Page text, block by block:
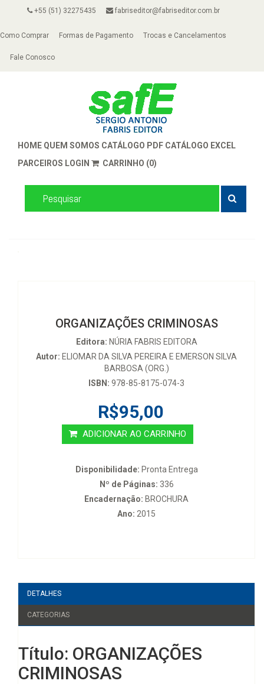
+55 (51) 32275435 fabriseditor@fabriseditor.com.br
Como Comprar Formas de Pagamento Trocas e Cancelamentos
Fale Conosco
HOME QUEM SOMOS CATÁLOGO PDF CATÁLOGO EXCEL
PARCEIROS LOGIN CARRINHO (0)
ORGANIZAÇÕES CRIMINOSAS
Editora: NÚRIA FABRIS EDITORA
Autor: ELIOMAR DA SILVA PEREIRA E EMERSON SILVA
BARBOSA (ORG.)
ISBN: 978-85-8175-074-3
R$95,00
ADICIONAR AO CARRINHO
Disponibilidade: Pronta Entrega
Nº de Páginas: 336
Encadernação: BROCHURA
Ano: 2015
DETALHES
CATEGORIAS
Título: ORGANIZAÇÕES
CRIMINOSAS